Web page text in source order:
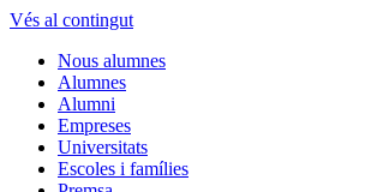
Vés al contingut
Nous alumnes
Alumnes
Alumni
Empreses
Universitats
Escoles i famílies